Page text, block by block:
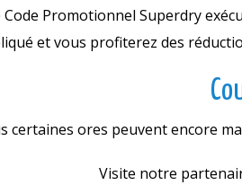
Code Promotionnel Superdry
et vous profiterez des
certaines offres peuvent encore
Visite notre